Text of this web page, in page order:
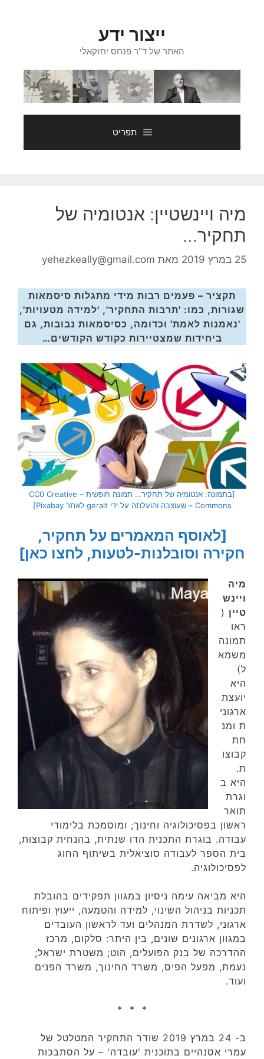
ייצור ידע
האתר של ד"ר פנחס יחזקאלי
תפריט
מיה ויינשטיין: אנטומיה של
תחקיר…
25 במרץ 2019 מאת yehezkeally@gmail.com
תקציר – פעמים רבות מידי מתגלות סיסמאות
שגורות, כמו: 'תרבות התחקיר', 'למידה מטעויות',
'נאמנות לאמת' וכדומה, כסיסמאות נבובות, גם
ביחידות שמצטיירות כקודש הקודשים…
[בתמונה: אנטומיה של תחקיר… תמונה חופשית – CC0 Creative
Commons – שעוצבה והועלתה על ידי geralt לאתר Pixabay]
[לאוסף המאמרים על תחקיר,
חקירה וסובלנות-לטעות, לחצו כאן]
מיה
ויינש
טיין (
ראו
תמונה
משמא
ל)
היא
יועצת
ארגוני
ת ומנ
חת
קבוצו
ת.
היא ב
וגרת
תואר
ראשון בפסיכולוגיה וחינוך; ומוסמכת בלימודי
עבודה. בוגרת התכנית הדו שנתית, בהנחית קבוצות,
בית הספר לעבודה סוציאלית בשיתוף החוג
לפסיכולוגיה.
היא מביאה עימה ניסיון במגוון תפקידים בהובלת
תכניות בניהול השינוי, למידה והטמעה, ייעוץ ופיתוח
ארגוני, לשדרת המנהלים ועד לראשון העובדים
במגוון ארגונים שונים, בין היתר: סלקום, מרכז
ההדרכה של בנק הפועלים, הוט; משטרת ישראל;
נעמת, מפעל הפיס, משרד החינוך, משרד הפנים
ועוד.
* * *
ב- 24 במרץ 2019 שודר התחקיר המטלטל של
עמרי אסנהיים בתוכנית 'עובדה' – על הסתבכות